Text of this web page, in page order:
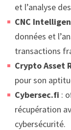
et l’analyse
CNC
données et
transactions
Crypto Asset
pour son
Cybersec.fi :
récupération
cybersécurité.